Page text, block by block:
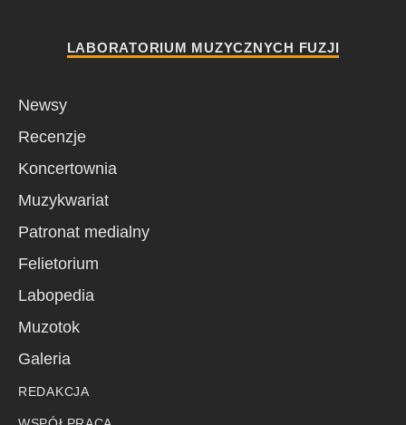
LABORATORIUM MUZYCZNYCH FUZJI
Newsy
Recenzje
Koncertownia
Muzykwariat
Patronat medialny
Felietorium
Labopedia
Muzotok
Galeria
REDAKCJA